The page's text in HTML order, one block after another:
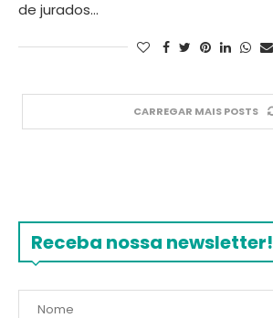
de jurados…
CARREGAR MAIS POSTS
Receba nossa newsletter!